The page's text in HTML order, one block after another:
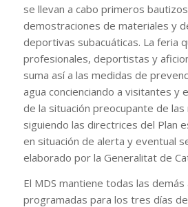
se llevan a cabo primeros
demostraciones de materiales y
deportivas subacuáticas. La feria
profesionales, deportistas y
suma así a las medidas de
agua concienciando a visitantes y
de la situación preocupante de
siguiendo las directrices del Plan
en situación de alerta y eventual
elaborado por la Generalitat de
El MDS mantiene todas las
programadas para los tres días